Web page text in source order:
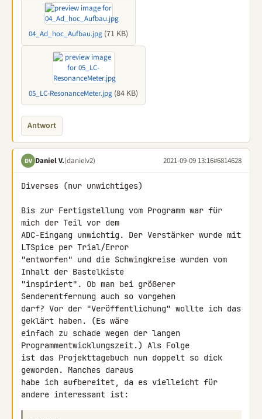
04_Ad_hoc_Aufbau.jpg (71 KB)
05_LC-ResonanceMeter.jpg (84 KB)
Antwort
DV Daniel V.(danielv2) 2021-09-09 13:16#6814628
Diverses (nur unwichtiges)
Bis zur Fertigstellung vom Programm war für
mich der Teil vor dem
ADC-Eingang unwichtig. Der Verstärker wurde mit
LTSpice per Trial/Error
"entworfen" und die Schwingkreise wurden vom
Inhalt der Bastelkiste
"inspiriert". Ob man bei größerer
Senderentfernung auch so vorgehen
darf? Vor der "Veröffentlichung" wollte ich das
geklärt haben. (Es wäre
einfach zu schade wegen der langen
Programmentwicklungszeit.) Als Folge
ist das Projekttagebuch nun doppelt so dick
geworden. Manches daraus
habe ich aufbereitet, da es vielleicht für